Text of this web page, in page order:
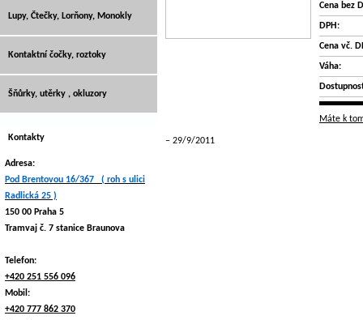
Cena bez
DPH:
Cena vč.
Váha:
Máte k
29/9/2011
Lupy, Čtečky, Lorňony, Monokly
Kontaktní čočky, roztoky
Šňůrky, utěrky , okluzory
Kontakty
Adresa:
Pod Brentovou 16/367 ( roh s ulici
Radlická 25 )
150 00 Praha 5
Tramvaj č. 7 stanice Braunova
Telefon:
+420 251 556 096
Mobil:
+420 777 862 370